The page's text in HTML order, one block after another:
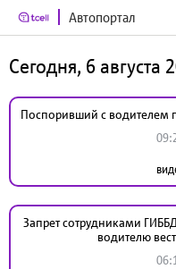
Автопортал
Сегодня, 6 августа
Поспоривший с водителем
Запрет сотрудниками
водителю